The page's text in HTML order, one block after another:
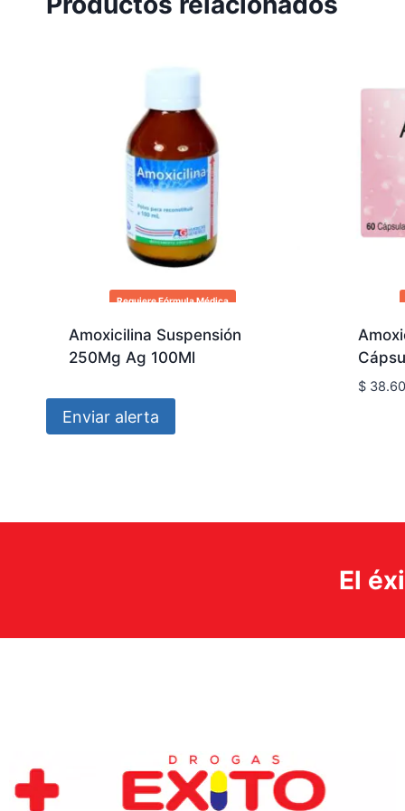
Requiere Fórmula Médica
Amoxicilina Suspensión
250Mg Ag 100Ml
Enviar alerta
$
El